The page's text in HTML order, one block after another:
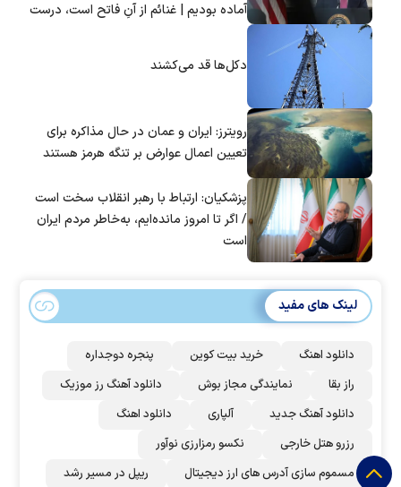
آماده بودیم | غنائم از آنِ فاتح است، درست
دکل‌ها قد می‌کشند
رویترز: ایران و عمان در حال مذاکره برای
تعیین اعمال عوارض بر تنگه هرمز هستند
پزشکیان: ارتباط با رهبر انقلاب سخت است
/ اگر تا امروز مانده‌ایم، به‌خاطر مردم ایران
است
لینک های مفید
دانلود اهنگ خرید بیت کوین
پنجره دوجداره
راز بقا
نمایندگی مجاز بوش
دانلود آهنگ رز‌ موزیک
دانلود آهنگ جدید
آلپاری
دانلود اهنگ
رزرو هتل خارجی
نکسو رمزارزی نوآور
مسموم سازی آدرس های ارز دیجیتال
ریپل در مسیر رشد